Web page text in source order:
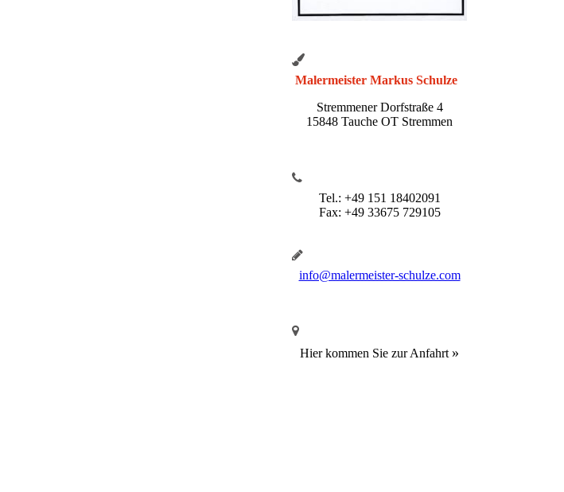
Malermeister Markus Schulze
Stremmener Dorfstraße 4
15848 Tauche OT Stremmen
Tel.: +49 151 18402091
Fax: +49 33675 729105
info@malermeister-schulze.com
Hier kommen Sie zur Anfahrt »